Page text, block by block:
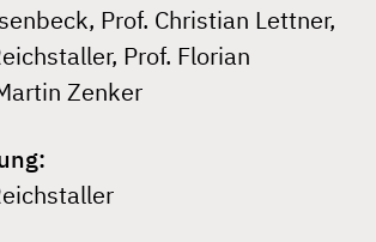
Prof. Christian Lettner,
Prof. Florian
Zenker